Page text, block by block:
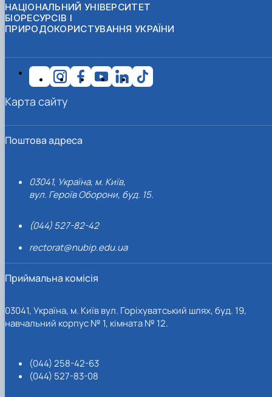
НАЦІОНАЛЬНИЙ УНІВЕРСИТЕТ
БІОРЕСУРСІВ І
ПРИРОДОКОРИСТУВАННЯ УКРАЇНИ
Поштова адреса
03041, Україна, м. Київ,
вул. Героїв Оборони, буд. 15.
(044) 527-82-42
rectorat@nubip.edu.ua
Приймальна комісія
03041, Україна, м. Київ вул. Горіхуватський шлях, буд. 19,
навчальний корпус № 1, кімната № 12.
(044) 258-42-63
(044) 527-83-08
Карта сайту